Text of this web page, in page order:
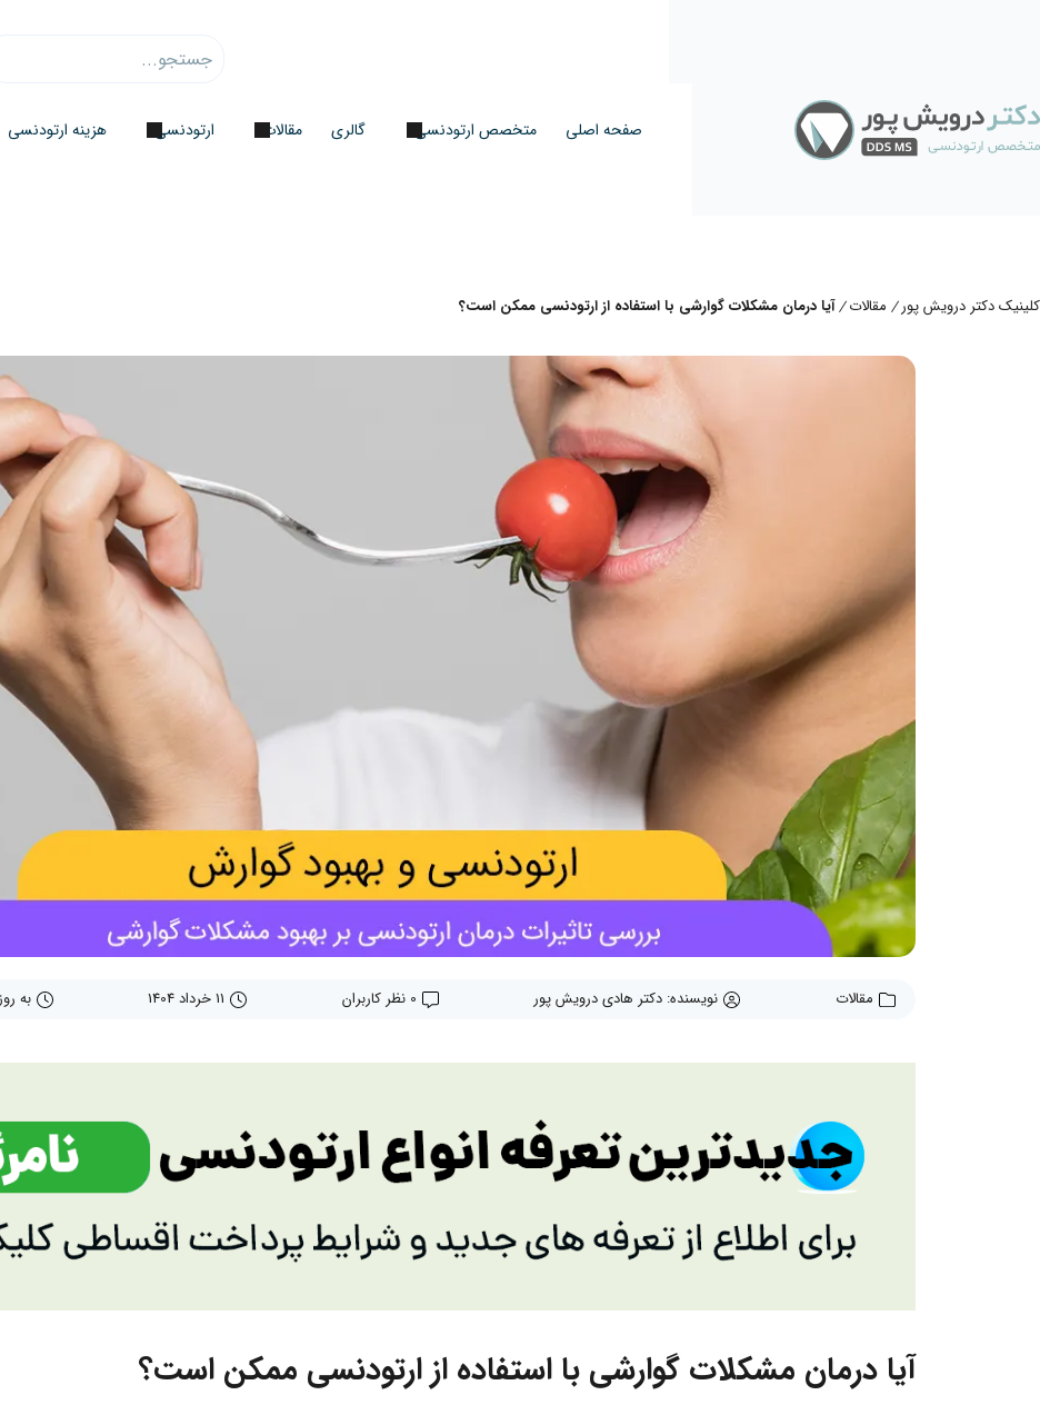
صفحه اصلی متخصص ارتودنسی گالری مقالات ارتودنسی هزینه ارتودنسی
کلینیک دکتر درویش پور / مقالات /آیا درمان مشکلات گوارشی با استفاده از ارتودنسی ممکن است؟
مقالات نویسنده: دکتر هادی درویش پور 0 نظر کاربران 11 خرداد 1404 به روز
آیا درمان مشکلات گوارشی با استفاده از ارتودنسی ممکن است؟